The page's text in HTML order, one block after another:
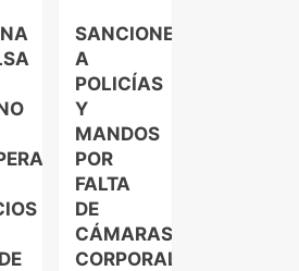
SANCIONES
A
POLICÍAS
Y
MANDOS
POR
FALTA
DE
CÁMARAS
CORPORALES